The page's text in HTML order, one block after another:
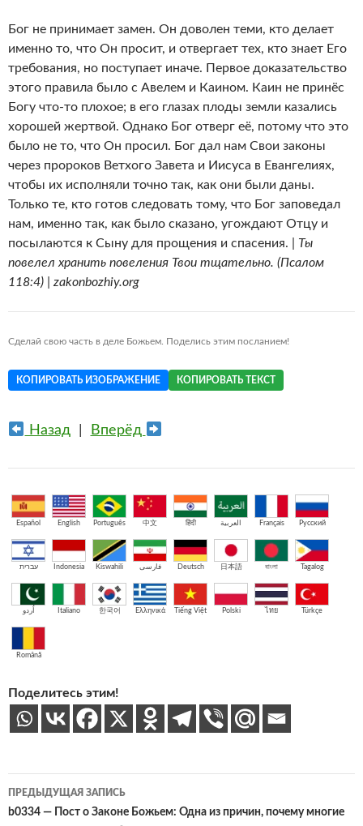
Бог не принимает замен. Он доволен теми, кто делает
именно то, что Он просит, и отвергает тех, кто знает Его
требования, но поступает иначе. Первое доказательство
этого правила было с Авелем и Каином. Каин не принёс
Богу что-то плохое; в его глазах плоды земли казались
хорошей жертвой. Однако Бог отверг её, потому что это
было не то, что Он просил. Бог дал нам Свои законы
через пророков Ветхого Завета и Иисуса в Евангелиях,
чтобы их исполняли точно так, как они были даны.
Только те, кто готов следовать тому, что Бог заповедал
нам, именно так, как было сказано, угождают Отцу и
посылаются к Сыну для прощения и спасения. | Ты
повелел хранить повеления Твои тщательно. (Псалом
118:4) | zakonbozhiy.org
Сделай свою часть в деле Божьем. Поделись этим посланием!
КОПИРОВАТЬ ИЗОБРАЖЕНИЕ КОПИРОВАТЬ ТЕКСТ
Назад| Вперёд
Español English Português 中文 हिंदी العربية Français Русский
עברית Indonesia Kiswahili فارسی Deutsch 日本語 বাংলা Tagalog
اُردو Italiano 한국어 Ελληνικά Tiếng Việt Polski ไทย Türkçe
Română
Поделитесь этим!
Навигация
по
ПРЕДЫДУЩАЯ ЗАПИСЬ
b0334 — Пост о Законе Божьем: Одна из причин, почему многие